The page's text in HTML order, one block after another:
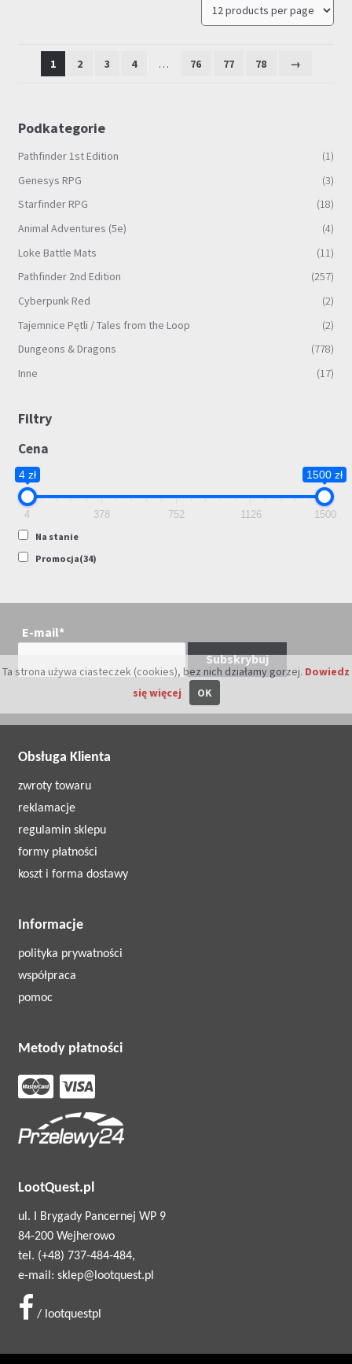
1 2 3 4 … 76 77 78 →
Podkategorie
Pathfinder 1st Edition
(1)
Genesys RPG
(3)
Starfinder RPG
(18)
Animal Adventures (5e)
(4)
Loke Battle Mats
(11)
Pathfinder 2nd Edition
(257)
Cyberpunk Red
(2)
Tajemnice Pętli / Tales from the Loop
(2)
Dungeons & Dragons
(778)
Inne
(17)
Filtry
Cena
4 zł 1500 zł
4 378 752 1126
1500
Na stanie
Promocja(34)
E-mail*
Obsługa Klienta
zwroty towaru
reklamacje
regulamin sklepu
formy płatności
koszt i forma dostawy
Informacje
polityka prywatności
współpraca
pomoc
Metody płatności
LootQuest.pl
ul. I Brygady Pancernej WP 9
84-200 Wejherowo
tel. (+48) 737-484-484,
e-mail: sklep@lootquest.pl
/ lootquestpl
Ta strona używa ciasteczek (cookies), bez nich działamy gorzej. Dowiedz
się więcej
OK